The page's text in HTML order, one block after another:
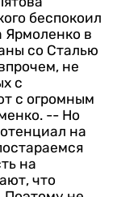
беспокоил
Ярмоленко в
со Сталью
не
с
с огромным
-- Но
на
на
что